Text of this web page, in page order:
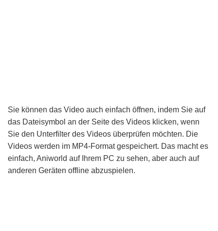
Sie können das Video auch einfach öffnen, indem Sie auf
das Dateisymbol an der Seite des Videos klicken, wenn
Sie den Unterfilter des Videos überprüfen möchten. Die
Videos werden im MP4-Format gespeichert. Das macht es
einfach, Aniworld auf Ihrem PC zu sehen, aber auch auf
anderen Geräten offline abzuspielen.